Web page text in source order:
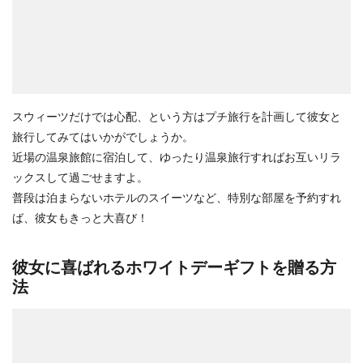
スウィーツだけでは心配、という方はプチ旅行を計画して彼女と
旅行してみてはいかがでしょうか。
近場の温泉旅館に宿泊して、ゆったり温泉旅行すればお互いリラ
ックスして過ごせますよ。
普段は泊まらないホテルのスイーツなど、特別な部屋を予約すれ
ば、彼女もきっと大喜び！
彼女に喜ばれるホワイトデーギフトを贈る方
法